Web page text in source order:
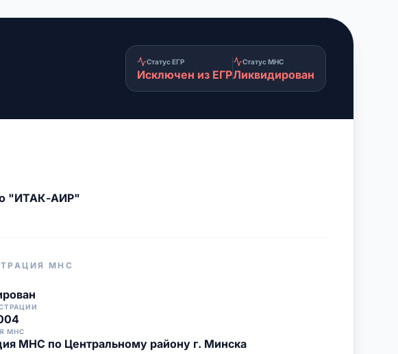
Статус ЕГР
Исключен из ЕГР
Статус МНС
Ликвидирован
"ИТАК-АИР"
МНС
МНС
МНС по Центральному району г. Минска